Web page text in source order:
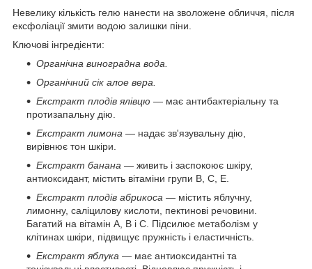
Невелику кількість гелю нанести на зволожене обличчя, після
ексфоліації змити водою залишки піни.
Ключові інгредієнти:
Органічна виноградна вода.
Органічний сік алое вера.
Екстракт плодів ялівцю — має антибактеріальну та
протизапальну дію.
Екстракт лимона — надає зв'язувальну дію,
вирівнює тон шкіри.
Екстракт банана — живить і заспокоює шкіру,
антиоксидант, містить вітаміни групи B, С, Е.
Екстракт плодів абрикоса — містить яблучну,
лимонну, саліцилову кислоти, пектинові речовини.
Багатий на вітамін А, В і С. Підсилює метаболізм у
клітинах шкіри, підвищує пружність і еластичність.
Екстракт яблука — має антиоксидантні та